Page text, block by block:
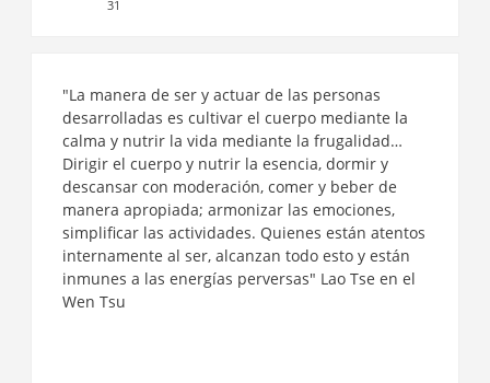
31
"La manera de ser y actuar de las personas
desarrolladas es cultivar el cuerpo mediante la
calma y nutrir la vida mediante la frugalidad…
Dirigir el cuerpo y nutrir la esencia, dormir y
descansar con moderación, comer y beber de
manera apropiada; armonizar las emociones,
simplificar las actividades. Quienes están atentos
internamente al ser, alcanzan todo esto y están
inmunes a las energías perversas" Lao Tse en el
Wen Tsu